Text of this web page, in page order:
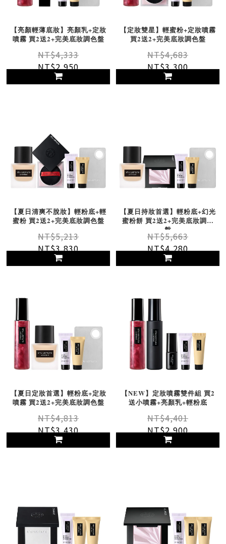
【亮顏輕薄底妝】亮顏乳+定妝
噴霧 買2送2+完美底妝調色盤
NT$4,333
NT$2,950
【定妝雙星】輕蜜粉+定妝噴霧
買2送2+完美底妝調色盤
NT$4,683
NT$3,300
【夏日清爽不脫妝】輕粉底+輕
蜜粉 買2送2+完美底妝調色盤
NT$5,213
NT$3,830
【夏日持妝首選】輕粉底+幻光
蜜粉餅 買2送2+完美底妝調色
盤
NT$5,663
NT$4,280
【夏日定妝首選】輕粉底+定妝
噴霧 買2送2+完美底妝調色盤
NT$4,813
NT$3,430
【NEW】定妝噴霧雙件組 買2
送小噴霧+亮顏乳+輕粉底
NT$4,401
NT$2,900